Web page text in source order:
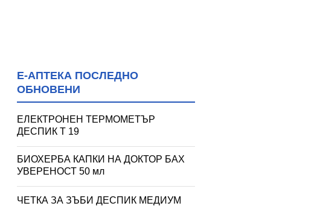
Е-АПТЕКА ПОСЛЕДНО
ОБНОВЕНИ
ЕЛЕКТРОНЕН ТЕРМОМЕТЪР
ДЕСПИК T 19
БИОХЕРБА КАПКИ НА ДОКТОР БАХ
УВЕРЕНОСТ 50 мл
ЧЕТКА ЗА ЗЪБИ ДЕСПИК МЕДИУМ